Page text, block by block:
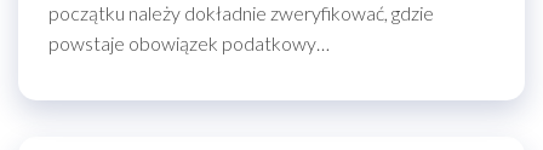
początku należy dokładnie zweryfikować, gdzie
powstaje obowiązek podatkowy…